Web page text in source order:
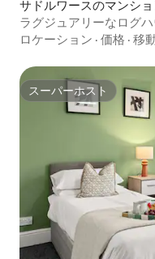
サドルワースのマンシ
ラグジュアリーなログハ
ロケーション · 価格 · 移
スーパーホスト
スーパーホスト